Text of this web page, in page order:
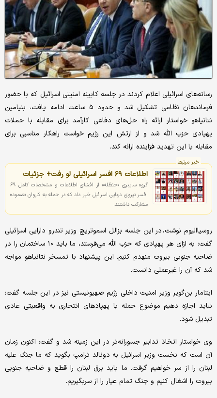
رسانه‌های اسرائیلی اعلام کردند در جلسه کابینه امنیتی اسرائیل که با حضور
فرماندهان نظامی تشکیل شد و حدود ۵ ساعت ادامه یافت، بنیامین
نتانیاهو خواستار ارائه راه حل‌های دفاعی کارآمد برای مقابله با حملات
پهپادی حزب الله شد و از ارتش این رژیم خواست راهکار مناسبی برای
مقابله با این تهدید فزاینده ارائه کند.
خبر مرتبط
اطلاعات ۶۹ افسر اسرائیلی لو رفت+ جزئیات
گروه سایبری «حنظله» از افشای اطلاعات و مشخصات کامل ۶۹
افسر نیروی دریایی اسرائیل خبر داد که در حمله به کاروان «صمود»
مشارکت داشتند.
روسیاالیوم نوشت، در این جلسه بزالل اسموتریچ وزیر تندرو دارایی اسرائیلی
گفت: به ازای هر پهپادی که حزب الله می‌فرستد، ما باید ۱۰ ساختمان را در
ضاحیه جنوبی بیروت منهدم کنیم. این پیشنهاد با تمسخر نتانیاهو مواجه
شد که آن را غیرعملی دانست.
ایتامار بن‌گویر وزیر امنیت داخلی رژیم صهیونیستی نیز در این جلسه گفت:
نباید اجازه دهیم موضوع حمله با پهپادهای انتحاری به واقعیتی عادی
تبدیل شود.
وی خواستار اتخاذ تدابیر جسورانه‌تر در این زمینه شد و گفت: اکنون زمان
آن است که نخست وزیر اسرائیل به دونالد ترامپ بگوید که ما جنگ علیه
لبنان را از سر خواهیم گرفت. ما باید برق لبنان را قطع و ضاحیه جنوبی
بیروت را اشغال کنیم و جنگ تمام عیار را از سربگیریم.